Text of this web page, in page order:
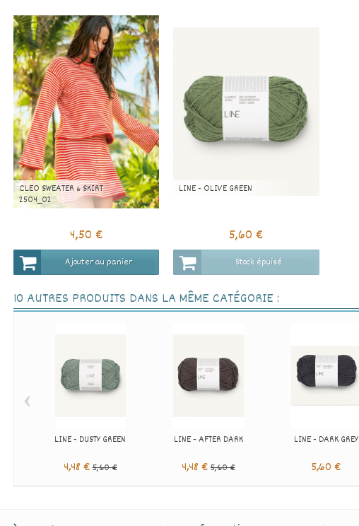
CLEO SWEATER & SKIRT
2504_02
4,50 €
Ajouter au panier
LINE - OLIVE GREEN
5,60 €
Stock épuisé
10 AUTRES PRODUITS DANS LA MÊME CATÉGORIE :
LINE - DUSTY GREEN
4,48 €5,60 €
LINE - AFTER DARK
4,48 €5,60 €
LINE - DARK GREY
5,60 €
‹